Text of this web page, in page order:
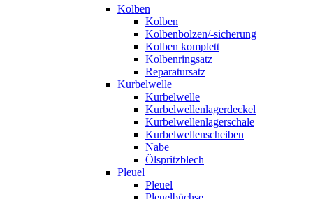
Kolben
Kolben
Kolbenbolzen/-sicherung
Kolben komplett
Kolbenringsatz
Reparatursatz
Kurbelwelle
Kurbelwelle
Kurbelwellenlagerdeckel
Kurbelwellenlagerschale
Kurbelwellenscheiben
Nabe
Ölspritzblech
Pleuel
Pleuel